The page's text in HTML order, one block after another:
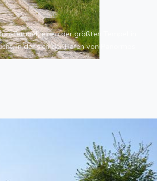
Tempel, einen der größten Tempel in
in der sich der Hafen von Panormos